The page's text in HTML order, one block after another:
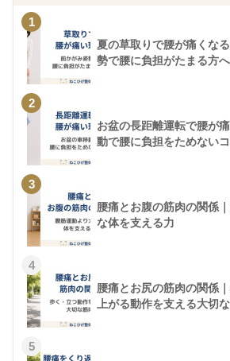
1
夏の草取りで腰が痛くな
勢で腰に負担がたまる方へ
2
お盆の長距離運転で腰が
動で腰に負担をためない
3
腰痛とお腹の筋肉の関係
な体を支える力
4
腰痛とお尻の筋肉の関係
上がる動作を支える大切
5